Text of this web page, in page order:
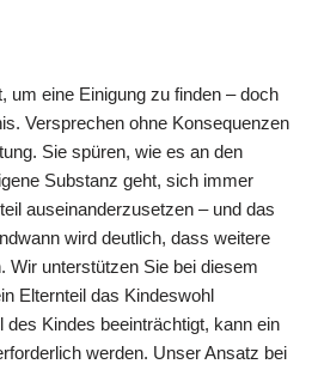
um eine Einigung zu finden – doch
Versprechen ohne Konsequenzen
Sie spüren, wie es an den
Substanz geht, sich immer
auseinanderzusetzen – und das
wird deutlich, dass weitere
Wir unterstützen Sie bei diesem
Elternteil das Kindeswohl
Kindes beeinträchtigt, kann ein
werden. Unser Ansatz bei